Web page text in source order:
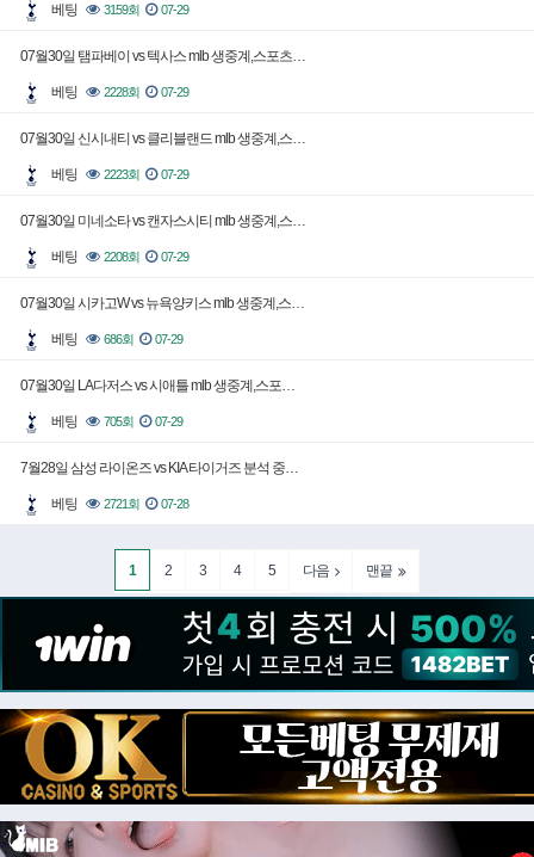
베팅 3159회 07-29
07월30일 탬파베이 vs 텍사스 mlb 생중계,스포츠…
베팅 2228회 07-29
07월30일 신시내티 vs 클리블랜드 mlb 생중계,스…
베팅 2223회 07-29
07월30일 미네소타 vs 캔자스시티 mlb 생중계,스…
베팅 2208회 07-29
07월30일 시카고W vs 뉴욕양키스 mlb 생중계,스…
베팅 686회 07-29
07월30일 LA다저스 vs 시애틀 mlb 생중계,스포…
베팅 705회 07-29
7월28일 삼성 라이온즈 vs KIA 타이거즈 분석 중…
베팅 2721회 07-28
1 2 3 4 5 다음 맨끝